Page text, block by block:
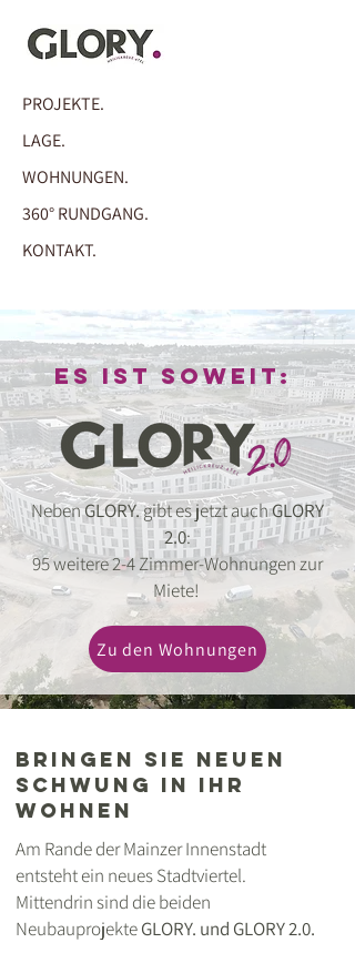
PROJEKTE.
LAGE.
WOHNUNGEN.
360° RUNDGANG.
KONTAKT.
Es ist soweit:
NebenGLORY.gibt es jetzt auchGLORY
2.0:
95 weitere 2-4 Zimmer-Wohnungen zur
Miete!
Zu den Wohnungen
Bringen sie neuen
schwung in ihr
wohnen
Am Rande der Mainzer Innenstadt
entsteht ein neues Stadtviertel.
Mittendrin sind die beiden
NeubauprojekteGLORY. und GLORY 2.0.